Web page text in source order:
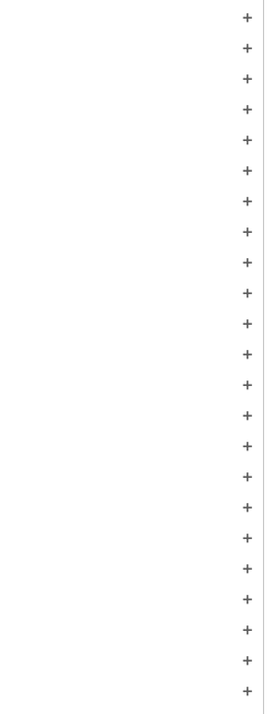
add
add
add
add
add
add
add
add
add
add
add
add
add
add
add
add
add
add
add
add
add
add
add